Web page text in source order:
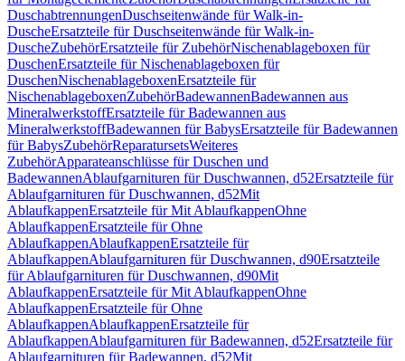
DuschabtrennungenDuschseitenwände für Walk-in-
DuscheErsatzteile für Duschseitenwände für Walk-in-
DuscheZubehörErsatzteile für ZubehörNischenablageboxen für
DuschenErsatzteile für Nischenablageboxen für
DuschenNischenablageboxenErsatzteile für
NischenablageboxenZubehörBadewannenBadewannen aus
MineralwerkstoffErsatzteile für Badewannen aus
MineralwerkstoffBadewannen für BabysErsatzteile für Badewannen
für BabysZubehörReparatursetsWeiteres
ZubehörApparateanschlüsse für Duschen und
BadewannenAblaufgarnituren für Duschwannen, d52Ersatzteile für
Ablaufgarnituren für Duschwannen, d52Mit
AblaufkappenErsatzteile für Mit AblaufkappenOhne
AblaufkappenErsatzteile für Ohne
AblaufkappenAblaufkappenErsatzteile für
AblaufkappenAblaufgarnituren für Duschwannen, d90Ersatzteile
für Ablaufgarnituren für Duschwannen, d90Mit
AblaufkappenErsatzteile für Mit AblaufkappenOhne
AblaufkappenErsatzteile für Ohne
AblaufkappenAblaufkappenErsatzteile für
AblaufkappenAblaufgarnituren für Badewannen, d52Ersatzteile für
Ablaufgarnituren für Badewannen, d52Mit